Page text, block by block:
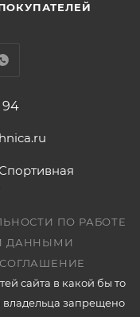
94
ПО РАБОТЕ
ДАННЫМИ
сайта в какой бы то
запрещено